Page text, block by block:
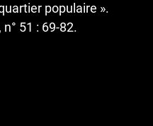
populaire ».
51 : 69-82.